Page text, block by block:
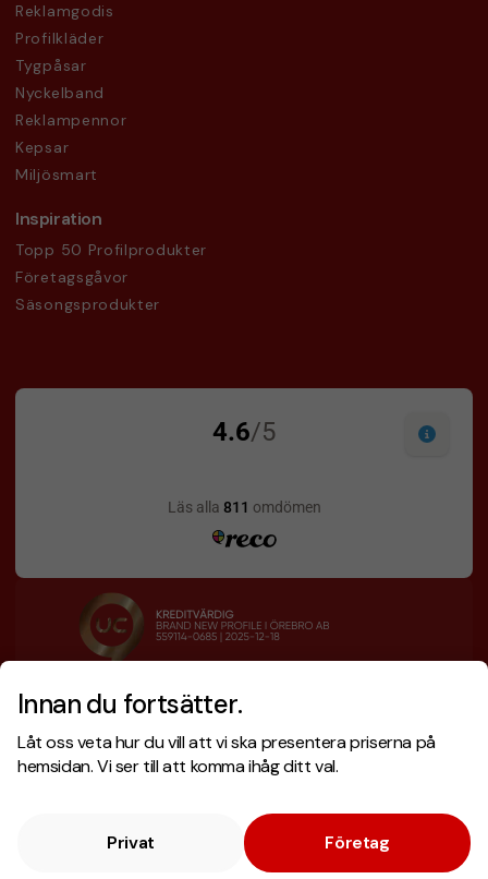
Innan du fortsätter.
Låt oss veta hur du vill att vi ska presentera priserna på
hemsidan. Vi ser till att komma ihåg ditt val.
Privat Företag
Reklamgodis
Profilkläder
Tygpåsar
Nyckelband
Reklampennor
Kepsar
Miljösmart
Inspiration
Topp 50 Profilprodukter
Företagsgåvor
Säsongsprodukter
Designskiss inom 1 h
Fri offert
Snabb leverans
Copyright © 2026 . Brand New Profile AB